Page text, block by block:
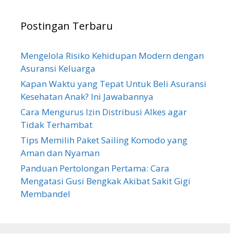
Postingan Terbaru
Mengelola Risiko Kehidupan Modern dengan
Asuransi Keluarga
Kapan Waktu yang Tepat Untuk Beli Asuransi
Kesehatan Anak? Ini Jawabannya
Cara Mengurus Izin Distribusi Alkes agar
Tidak Terhambat
Tips Memilih Paket Sailing Komodo yang
Aman dan Nyaman
Panduan Pertolongan Pertama: Cara
Mengatasi Gusi Bengkak Akibat Sakit Gigi
Membandel